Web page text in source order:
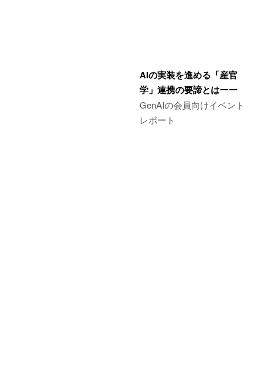
AIの実装を進める「産官
学」連携の要諦とはーー
GenAIの会員向けイベント
レポート